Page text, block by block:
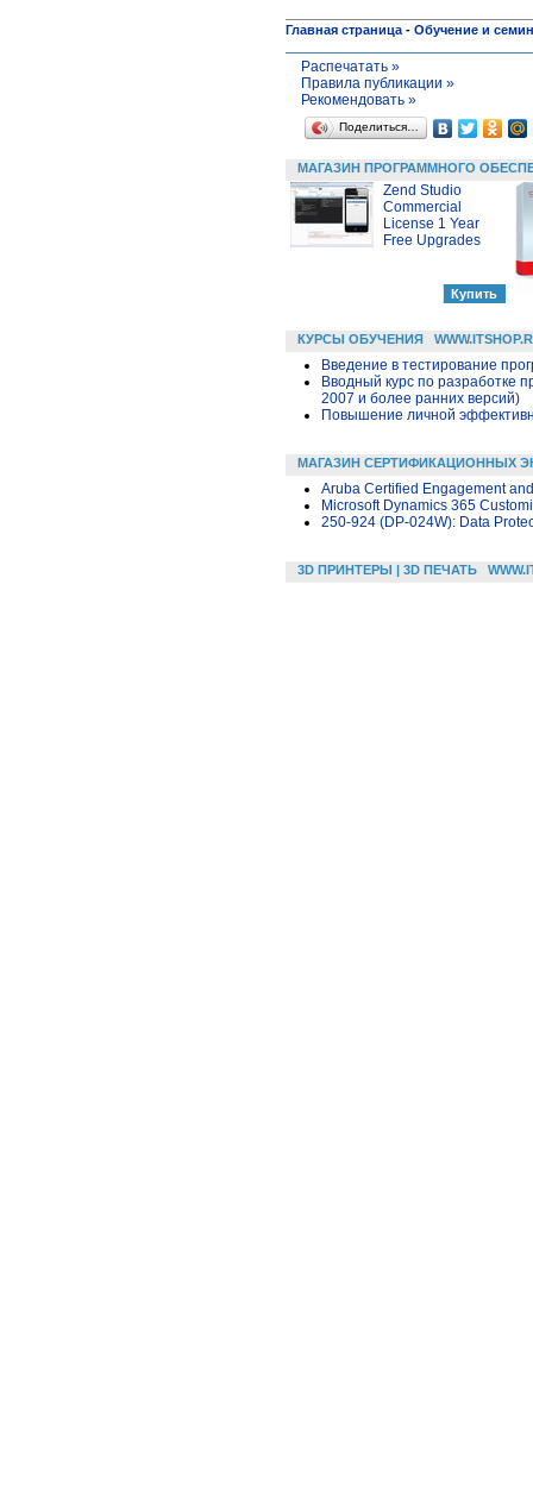
Главная страница - Обучение и
Распечатать »
Правила публикации »
Рекомендовать »
Поделиться…
МАГАЗИН ПРОГРАММНОГО
Zend Studio
Commercial
License 1 Year
Free Upgrades
КУРСЫ ОБУЧЕНИЯ
Введение в тестирование
Вводный курс по разработке
2007 и более ранних версий)
Повышение личной
МАГАЗИН СЕРТИФИКАЦИОННЫХ
Aruba Certified Engagement
Microsoft Dynamics 365
250-924 (DP-024W): Data
3D ПРИНТЕРЫ | 3D ПЕЧАТЬ